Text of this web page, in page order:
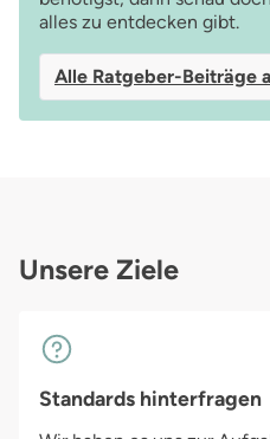
alles zu entdecken gibt.
Alle Ratgeber-Beiträge
Unsere Ziele
Standards hinterfragen